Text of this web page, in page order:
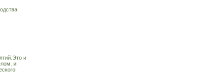
и
и